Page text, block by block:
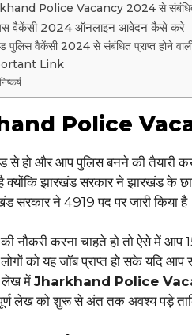
Police Vacancy 2024 से संबंधित
वैकेंसी 2024 ऑनलाइन आवेदन कैसे करे
पुलिस वैकेंसी 2024 से संबंधित प्राप्त होने
Link
निष्कर्ष
Police
से हो और आप पुलिस बनने की तैयारी
झारखंड सरकार ने झारखंड के
सरकार ने 4919 पद पर जारी किया
नौकरी करना चाहते हो तो ऐसे में
को यह जॉब प्राप्त हो सके यदि आप
में Jharkhand Police
लेख को शुरू से अंत तक अवश्य पड़े